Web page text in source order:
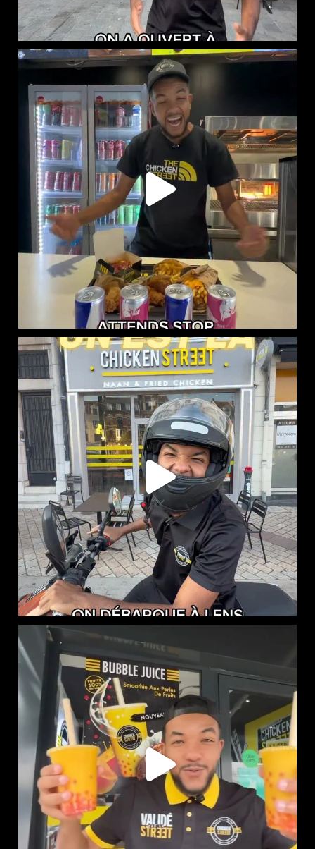
RED BULL PÊCHE BLANCHE ET CLASSIQUE DISPONIBLES...
61 1
CHICKEN STREET LENS EST LÀ
12 Place...
46 37
NOUVEAUTÉ CHEZ CHICKEN STREET
...
61 0